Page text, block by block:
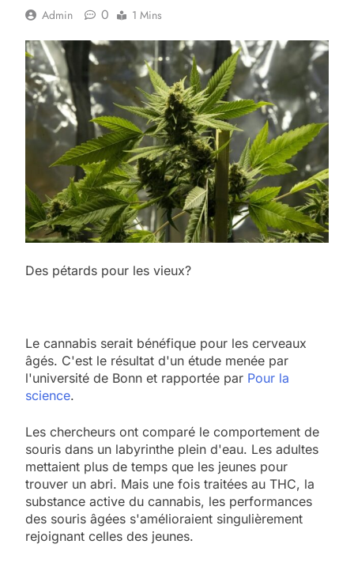
Admin 0 1 Mins
Des pétards pour les vieux?
Le cannabis serait bénéfique pour les cerveaux
âgés. C'est le résultat d'un étude menée par
l'université de Bonn et rapportée par Pour la
science.
Les chercheurs ont comparé le comportement de
souris dans un labyrinthe plein d'eau. Les adultes
mettaient plus de temps que les jeunes pour
trouver un abri. Mais une fois traitées au THC, la
substance active du cannabis, les performances
des souris âgées s'amélioraient singulièrement
rejoignant celles des jeunes.